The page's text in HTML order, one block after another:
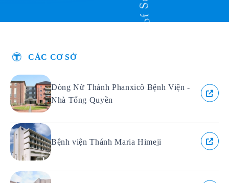
CÁC CƠ SỞ
Dòng Nữ Thánh Phanxicô Bệnh Viện -
Nhà Tổng Quyền
Bệnh viện Thánh Maria Himeji